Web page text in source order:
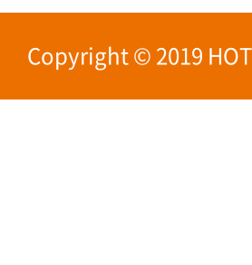
Copyright © 2019